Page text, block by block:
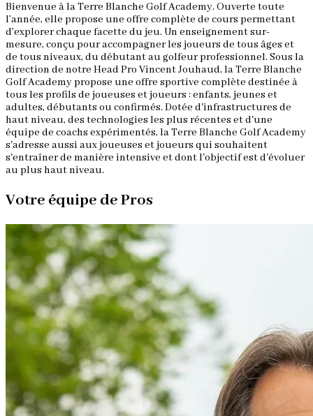
Bienvenue à la Terre Blanche Golf Academy. Ouverte toute
l’année, elle propose une offre complète de cours permettant
d’explorer chaque facette du jeu. Un enseignement sur-
mesure, conçu pour accompagner les joueurs de tous âges et
de tous niveaux, du débutant au golfeur professionnel. Sous la
direction de notre Head Pro Vincent Jouhaud, la Terre Blanche
Golf Academy propose une offre sportive complète destinée à
tous les profils de joueuses et joueurs : enfants, jeunes et
adultes, débutants ou confirmés. Dotée d'infrastructures de
haut niveau, des technologies les plus récentes et d'une
équipe de coachs expérimentés, la Terre Blanche Golf Academy
s'adresse aussi aux joueuses et joueurs qui souhaitent
s'entraîner de manière intensive et dont l'objectif est d'évoluer
au plus haut niveau.
Votre équipe de Pros